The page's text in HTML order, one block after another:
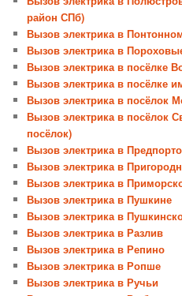
район СПб)
Вызов электрика в
Вызов электрика в
Вызов электрика в посёлке
Вызов электрика в посёлке
Вызов электрика в посёлок
Вызов электрика в посёлок
посёлок)
Вызов электрика в
Вызов электрика в
Вызов электрика в
Вызов электрика в Пушкине
Вызов электрика в
Вызов электрика в Разлив
Вызов электрика в Репино
Вызов электрика в Ропше
Вызов электрика в Ручьи